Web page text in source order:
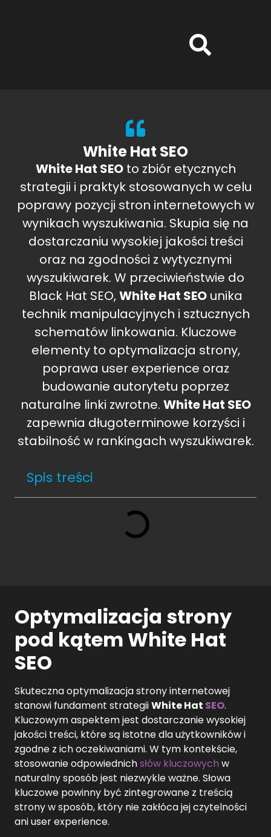
White Hat SEO
White Hat SEOto zbiór etycznych
strategii i praktyk stosowanych w celu
poprawy pozycji stron internetowych w
wynikach wyszukiwania. Skupia się na
dostarczaniu wysokiej jakości treści
oraz na zgodności z wytycznymi
wyszukiwarek. W przeciwieństwie do
Black Hat SEO,White Hat SEOunika
technik manipulacyjnych i sztucznych
schematów linkowania. Kluczowe
elementy to optymalizacja strony,
poprawa user experience oraz
budowanie autorytetu poprzez
naturalne linki zwrotne. White Hat SEO
zapewnia długoterminowe korzyści i
stabilność w rankingach wyszukiwarek.
Spis treści
Optymalizacja strony
pod kątem White Hat
SEO
Skuteczna optymalizacja strony internetowej
stanowi fundament strategiiWhite Hat SEO.
Kluczowym aspektem jest dostarczanie wysokiej
jakości treści, które są istotne dla użytkowników i
zgodne z ich oczekiwaniami. W tym kontekście,
stosowanie odpowiednichsłów kluczowych w
naturalny sposób jest niezwykle ważne. Słowa
kluczowe powinny być zintegrowane z treścią
strony w sposób, który nie zakłóca jej czytelności
ani user experience.